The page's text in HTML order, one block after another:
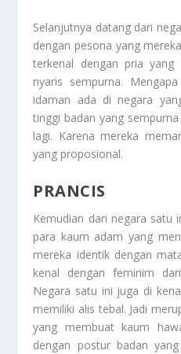
Selanjutnya datang dari
dengan pesona yang
terkenal dengan pria
nyaris sempurna.
idaman ada di negara
tinggi badan yang
lagi. Karena mereka
yang proposional.
PRANCIS
Kemudian dari negara satu
para kaum adam yang
mereka identik dengan
kenal dengan feminim
Negara satu ini juga di
memiliki alis tebal. Jadi
yang membuat kaum
dengan postur badan